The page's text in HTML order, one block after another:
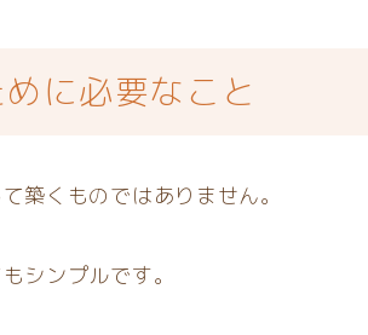
に必要なこと
築くものではありません。
シンプルです。